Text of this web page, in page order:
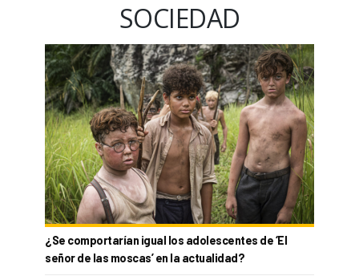
SOCIEDAD
¿Se comportarían igual los adolescentes de ‘El
señor de las moscas’ en la actualidad?